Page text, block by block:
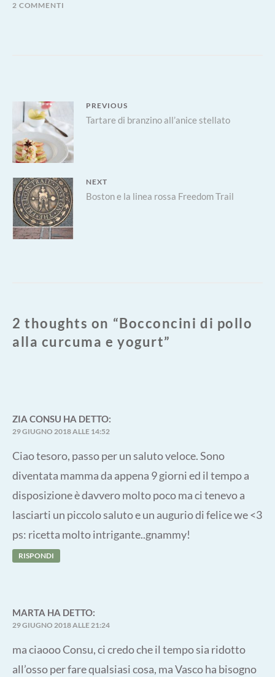
2 COMMENTI
Navigazione
articoli
PREVIOUS
Previous
post:
Tartare di branzino all’anice stellato
NEXT
Next
post:
Boston e la linea rossa Freedom Trail
2 thoughts on “Bocconcini di pollo
alla curcuma e yogurt”
ZIA CONSU HA DETTO:
29 GIUGNO 2018 ALLE 14:52
Ciao tesoro, passo per un saluto veloce. Sono
diventata mamma da appena 9 giorni ed il tempo a
disposizione è davvero molto poco ma ci tenevo a
lasciarti un piccolo saluto e un augurio di felice we <3
ps: ricetta molto intrigante..gnammy!
RISPONDI
MARTA HA DETTO:
29 GIUGNO 2018 ALLE 21:24
ma ciaooo Consu, ci credo che il tempo sia ridotto
all’osso per fare qualsiasi cosa, ma Vasco ha bisogno